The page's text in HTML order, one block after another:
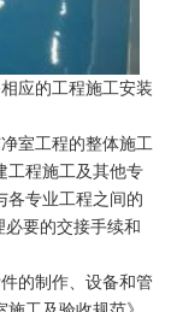
应的工程施工安装
室工程的整体施工
工程施工及其他专
各专业工程之间的
必要的交接手续和
的制作、设备和管